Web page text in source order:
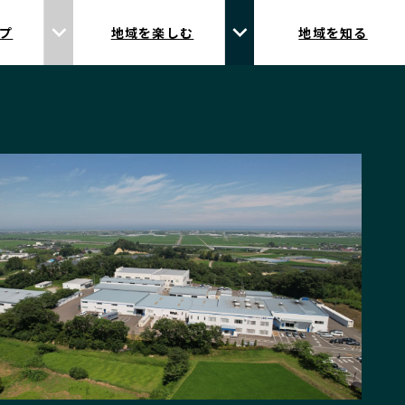
地域を楽しむ 地域を知る